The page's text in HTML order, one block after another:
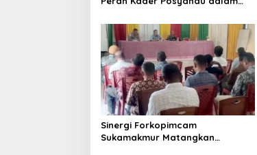
Sinergi Forkopimcam
Sukamakmur Matangkan